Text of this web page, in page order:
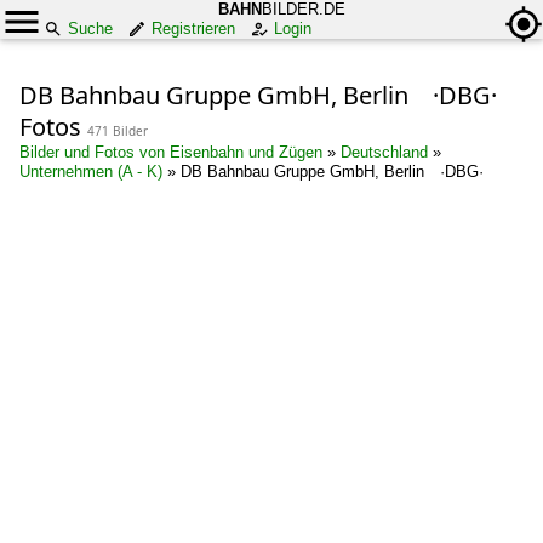
BAHN BILDER.DE
Suche
Registrieren Login
DB Bahnbau Gruppe GmbH, Berlin ·DBG·
Fotos 471 Bilder
Bilder und Fotos von Eisenbahn und Zügen » Deutschland »
Unternehmen (A - K) » DB Bahnbau Gruppe GmbH, Berlin ·DBG·